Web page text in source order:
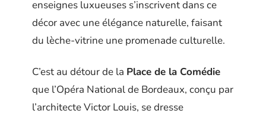
enseignes luxueuses s’inscrivent dans ce
décor avec une élégance naturelle, faisant
du lèche-vitrine une promenade culturelle.
C’est au détour de la Place de la Comédie
que l’Opéra National de Bordeaux, conçu par
l’architecte Victor Louis, se dresse